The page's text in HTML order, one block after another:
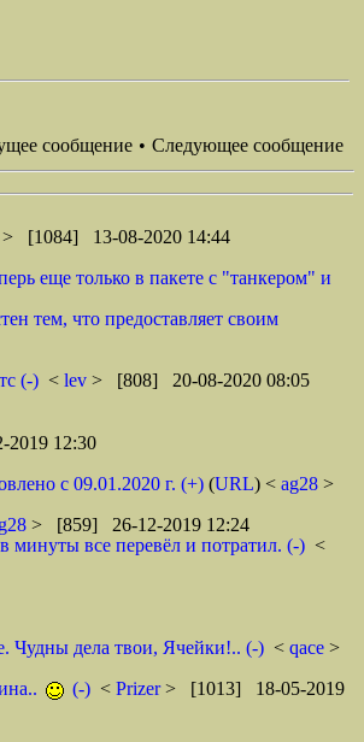
сообщение • Следующее сообщение
> [1084] 13-08-2020 14:44
еще только в пакете с "танкером" и
тем, что предоставляет своим
(-) < lev > [808] 20-08-2020 08:05
12:30
с 09.01.2020 г. (+) (URL) < ag28 >
> [859] 26-12-2019 12:24
минуты все перевёл и потратил. (-) <
Чудны дела твои, Ячейки!.. (-) < qace >
(-) < Prizer> [1013] 18-05-2019